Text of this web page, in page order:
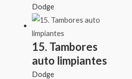
Dodge
15. Tambores
auto limpiantes
Dodge